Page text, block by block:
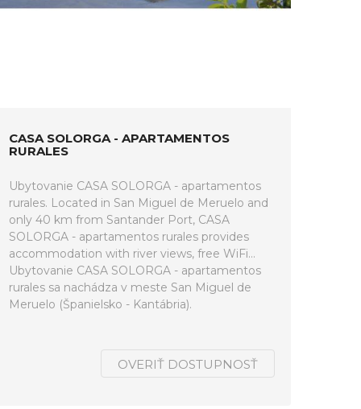
CASA SOLORGA - APARTAMENTOS
RURALES
Ubytovanie CASA SOLORGA - apartamentos
rurales. Located in San Miguel de Meruelo and
only 40 km from Santander Port, CASA
SOLORGA - apartamentos rurales provides
accommodation with river views, free WiFi...
Ubytovanie CASA SOLORGA - apartamentos
rurales sa nachádza v meste San Miguel de
Meruelo (Španielsko - Kantábria).
OVERIŤ DOSTUPNOSŤ